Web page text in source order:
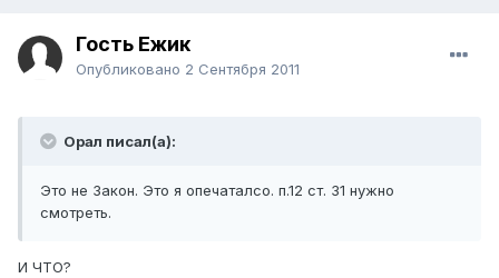
Гость Ежик
Опубликовано 2 Сентября 2011
Орал писал(а):
Это не Закон. Это я опечаталсо. п.12 ст. 31 нужно
смотреть.
И ЧТО?